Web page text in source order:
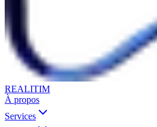
REALITIM
À propos
Services